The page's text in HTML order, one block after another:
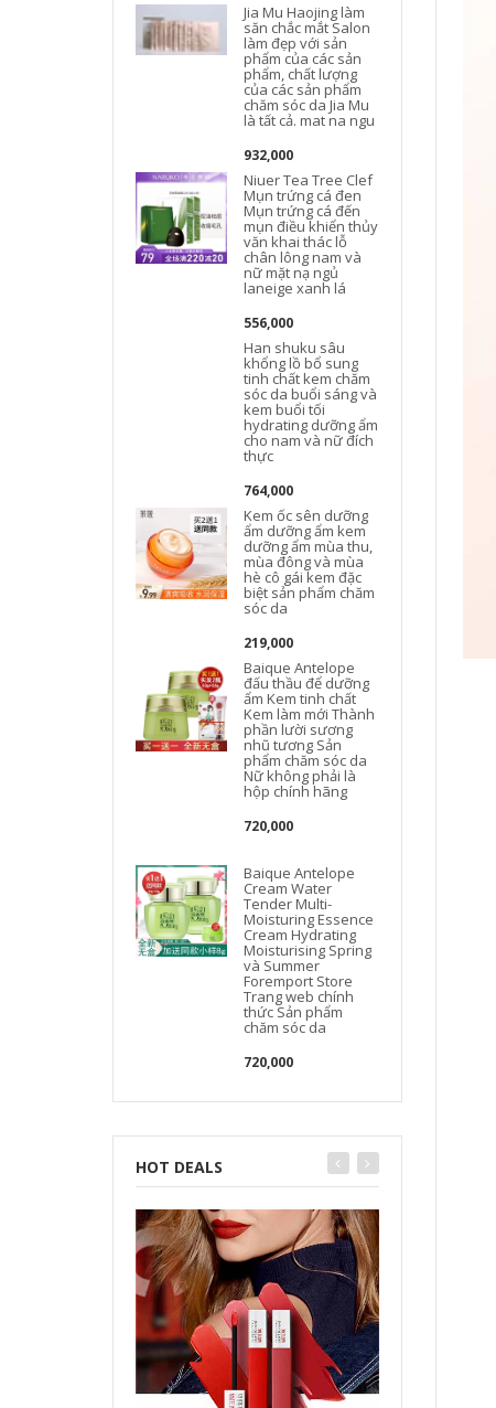
Jia Mu Haojing làm
săn chắc mắt Salon
làm đẹp với sản
phẩm của các sản
phẩm, chất lượng
của các sản phẩm
chăm sóc da Jia Mu
là tất cả. mat na ngu
932,000
Niuer Tea Tree Clef
Mụn trứng cá đen
Mụn trứng cá đến
mụn điều khiển thủy
văn khai thác lỗ
chân lông nam và
nữ mặt nạ ngủ
laneige xanh lá
556,000
Han shuku sâu
khổng lồ bổ sung
tinh chất kem chăm
sóc da buổi sáng và
kem buổi tối
hydrating dưỡng ẩm
cho nam và nữ đích
thực
764,000
Kem ốc sên dưỡng
ẩm dưỡng ẩm kem
dưỡng ẩm mùa thu,
mùa đông và mùa
hè cô gái kem đặc
biệt sản phẩm chăm
sóc da
219,000
Baique Antelope
đấu thầu để dưỡng
ẩm Kem tinh chất
Kem làm mới Thành
phần lười sương
nhũ tương Sản
phẩm chăm sóc da
Nữ không phải là
hộp chính hãng
720,000
Baique Antelope
Cream Water
Tender Multi-
Moisturing Essence
Cream Hydrating
Moisturising Spring
và Summer
Foremport Store
Trang web chính
thức Sản phẩm
chăm sóc da
720,000
HOT DEALS